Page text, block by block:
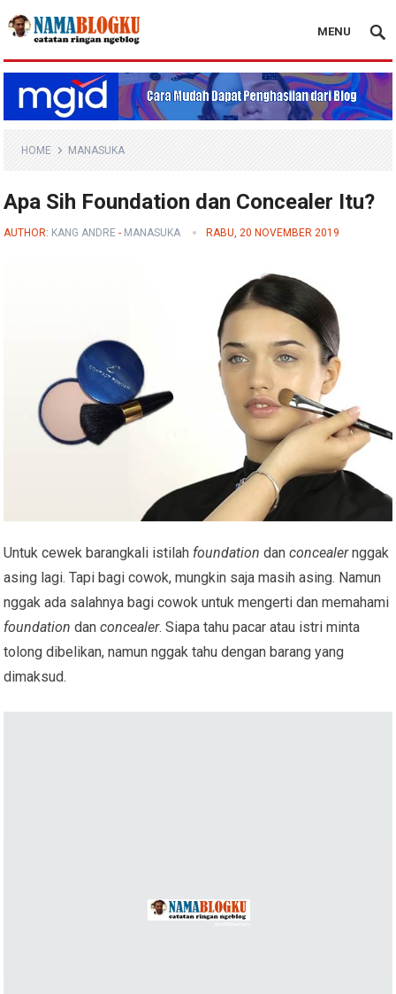
Nama Blogku
MENU
HOME MANASUKA
Apa Sih Foundation dan Concealer Itu?
AUTHOR: KANG ANDRE - MANASUKA RABU, 20 NOVEMBER 2019
Untuk cewek barangkali istilah foundation danconcealernggak
asing lagi. Tapi bagi cowok, mungkin saja masih asing. Namun
nggak ada salahnya bagi cowok untuk mengerti dan memahami
foundation danconcealer. Siapa tahu pacar atau istri minta
tolong dibelikan, namun nggak tahu dengan barang yang
dimaksud.